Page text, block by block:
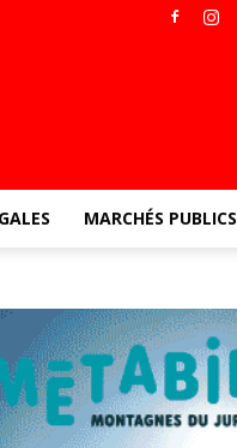
MARCHÉS PUBLICS